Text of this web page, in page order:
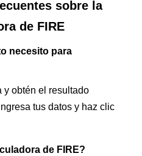
sobre la
de FIRE
necesito para
y obtén el resultado
tus datos y haz clic
de FIRE?